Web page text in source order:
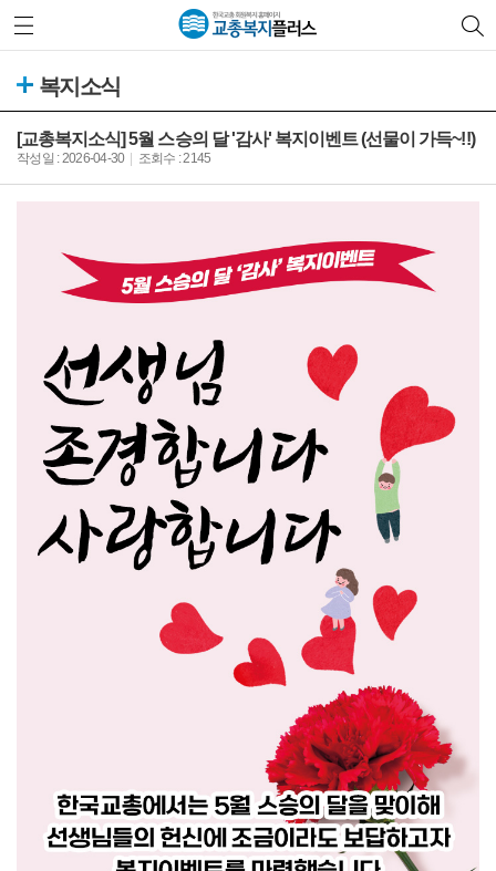
복지소식
[교총복지소식] 5월 스승의 달 '감사' 복지이벤트 (선물이 가득~!!)
작성일 : 2026-04-30 조회수 : 2145